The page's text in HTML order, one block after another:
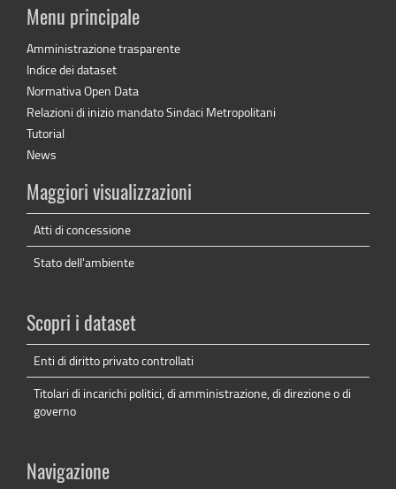
Menu principale
Amministrazione trasparente
Indice dei dataset
Normativa Open Data
Relazioni di inizio mandato Sindaci Metropolitani
Tutorial
News
Maggiori visualizzazioni
Atti di concessione
Stato dell'ambiente
Scopri i dataset
Enti di diritto privato controllati
Titolari di incarichi politici, di amministrazione, di direzione o di
governo
Navigazione